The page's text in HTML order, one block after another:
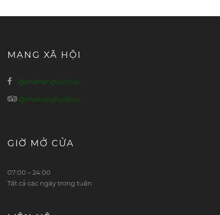
MẠNG XÃ HỘI
@nhahanglucthuy
@nhahanglucthuy
GIỜ MỞ CỬA
07:00 – 24:00
Tất cả các ngày trong tuần